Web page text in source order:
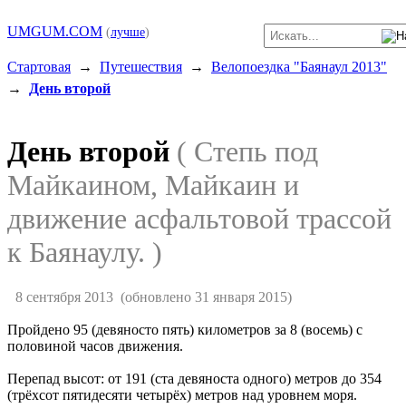
UMGUM.COM (лучше)
Стартовая → Путешествия → Велопоездка "Баянаул 2013"
→
День второй
День второй ( Степь под
Майкаином, Майкаин и
движение асфальтовой трассой
к Баянаулу. )
8 сентября 2013(обновлено 31 января 2015)
Пройдено 95 (девяносто пять) километров за 8 (восемь) с
половиной часов движения.
Перепад высот: от 191 (ста девяноста одного) метров до 354
(трёхсот пятидесяти четырёх) метров над уровнем моря.